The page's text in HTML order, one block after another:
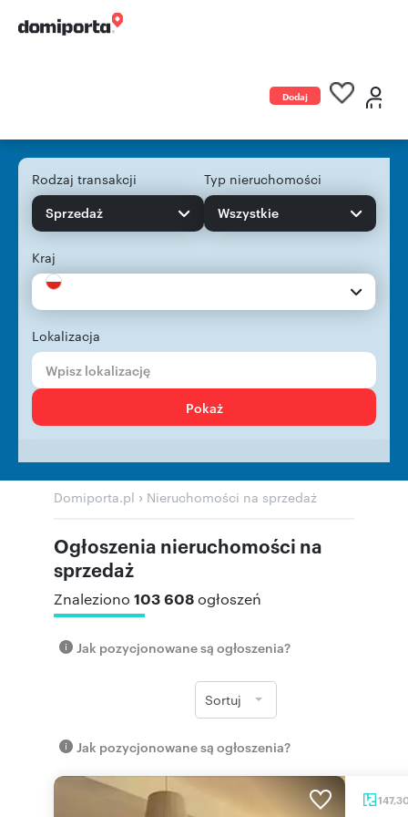
Dodaj
Rodzaj transakcji
Sprzedaż
Typ nieruchomości
Wszystkie
Kraj
Lokalizacja
Pokaż
Domiporta.pl › Nieruchomości na sprzedaż
Ogłoszenia nieruchomości na
sprzedaż
Znaleziono 103 608ogłoszeń
Jak pozycjonowane są ogłoszenia?
Sortuj
Jak pozycjonowane są ogłoszenia?